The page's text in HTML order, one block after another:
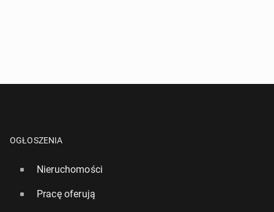
OGŁOSZENIA
Nieruchomości
Pracę oferują